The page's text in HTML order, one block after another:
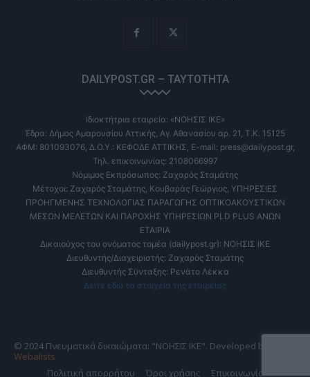
DAILYPOST.GR – ΤΑΥΤΌΤΗΤΑ
Ιδιοκτήτρια εταιρεία: «ΝΟΗΣΙΣ ΙΚΕ»
Έδρα: Δήμος Αμαρουσίου Αττικής, Αγ. Αθανασίου αρ. 21, Τ.Κ. 15125
ΑΦΜ: 801093076, Δ.Ο.Υ.: ΚΕΦΟΔΕ ΑΤΤΙΚΗΣ, E-mail: press@dailypost.gr,
Τηλ. επικοινωνίας: 2108066997
Νόμιμος Εκπρόσωπος: Ζαχαρός Σταμάτης
Μέτοχοι: Ζαχαρός Σταμάτης, Κουβαράς Γεώργιος, ΥΠΗΡΕΣΙΕΣ
ΠΡΟΗΓΜΕΝΗΣ ΤΕΧΝΟΛΟΓΙΑΣ ΠΑΡΑΓΩΓΗΣ ΟΠΤΙΚΟΑΚΟΥΣΤΙΚΩΝ
ΜΕΣΩΝ ΜΕΛΕΤΩΝ ΚΑΙ ΠΑΡΟΧΗΣ ΥΠΗΡΕΣΙΩΝ PLD PLUS ΑΝΩΝ
ΕΤΑΙΡΙΑ
Δικαιούχος του ονόματος τομέα (dailypost.gr): ΝΟΗΣΙΣ ΙΚΕ
Διευθυντής/Διαχειριστής: Ζαχαρός Σταμάτης
Διευθυντής Σύνταξης: Ρενάτο Λέκκα
Δείτε εδώ τα στοιχεία της εταιρείας
© 2024 Πνευματικά δικαιώματα: "ΝΟΗΣΙΣ ΙΚΕ". Developed by
Webalists
Πολιτική απορρήτου
Όροι χρήσης Επικοινωνία